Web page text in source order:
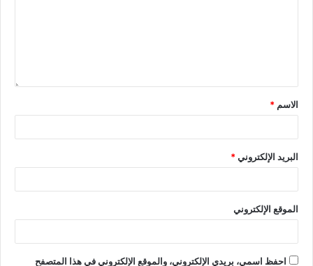
الاسم *
البريد الإلكتروني*
الموقع الإلكتروني
احفظ اسمي، بريدي الإلكتروني، والموقع الإلكتروني في هذا المتصفح